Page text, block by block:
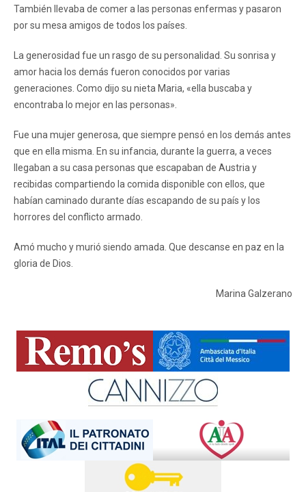
También llevaba de comer a las personas enfermas y pasaron
por su mesa amigos de todos los países.
La generosidad fue un rasgo de su personalidad. Su sonrisa y
amor hacia los demás fueron conocidos por varias
generaciones. Como dijo su nieta Maria, «ella buscaba y
encontraba lo mejor en las personas».
Fue una mujer generosa, que siempre pensó en los demás antes
que en ella misma. En su infancia, durante la guerra, a veces
llegaban a su casa personas que escapaban de Austria y
recibidas compartiendo la comida disponible con ellos, que
habían caminado durante días escapando de su país y los
horrores del conflicto armado.
Amó mucho y murió siendo amada. Que descanse en paz en la
gloria de Dios.
Marina Galzerano